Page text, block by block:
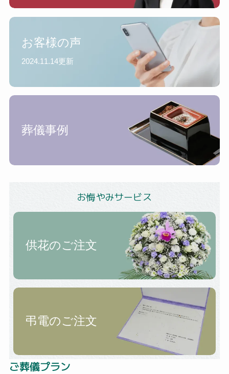
お客様の声
2024.11.14更新
葬儀事例
お悔やみサービス
供花のご注文
弔電のご注文
ご葬儀プラン